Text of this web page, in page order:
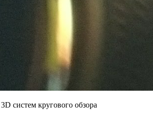
систем кругового обзора